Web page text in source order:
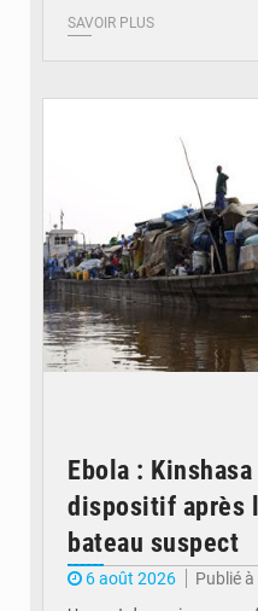
SAVOIR PLUS
Ebola :
dispositif après
bateau suspect
6 août 2026
Publié